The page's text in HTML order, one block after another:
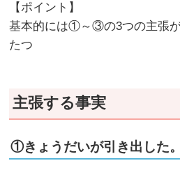
【ポイント】
基本的には①～③の3つの主張
たつ
主張する事実
①きょうだいが引き出した。